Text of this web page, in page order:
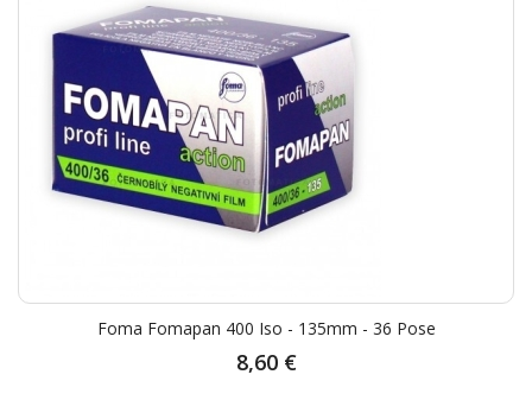
Foma Fomapan 400 Iso - 135mm - 36 Pose
8,60 €